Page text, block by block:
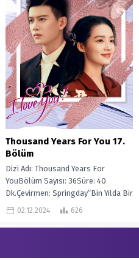
Thousand Years For You 17.
Bölüm
Dizi Adı: Thousand Years For
YouBölüm Sayısı: 36Süre: 40
Dk.Çevirmen: Springday“Bin Yılda Bir
General “de Lu Yan, gizemli bir
02.12.2024 626